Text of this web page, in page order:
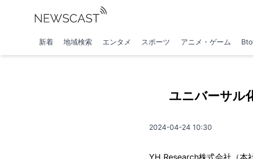
新着 地域検索 エンタメ スポーツ アニメ・ゲーム
ユニバーサル
2024-04-24 10:30
YH Research株式会社（本